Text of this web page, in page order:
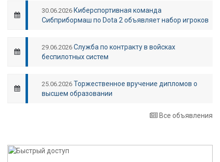
30.06.2026 Киберспортивная команда
Сибприбормаш по Dota 2 объявляет набор игроков
29.06.2026 Служба по контракту в войсках
беспилотных систем
25.06.2026 Торжественное вручение дипломов о
высшем образовании
Все объявления